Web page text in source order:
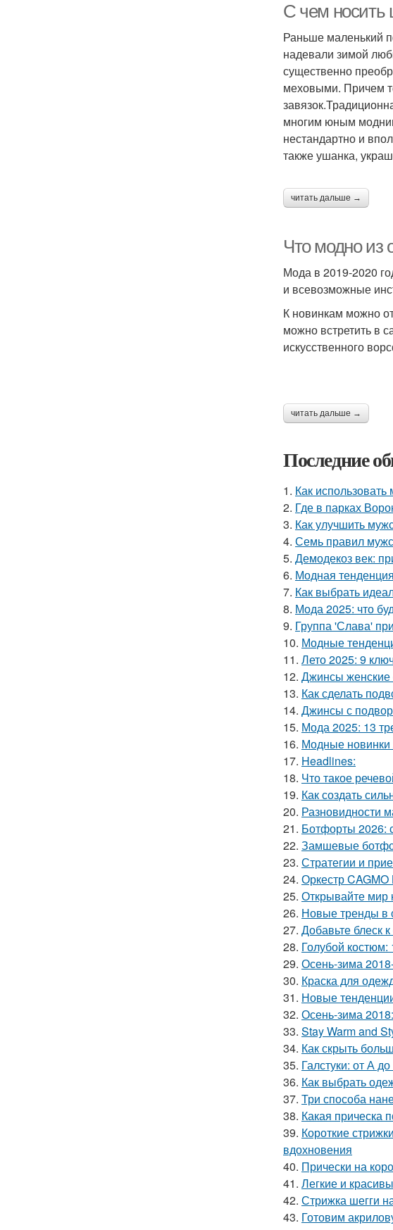
С чем носить
Раньше маленький
надевали зимой
существенно
меховыми. Причем
многим юным
нестандартно и
также ушанка,
читать дальше →
Что модно
Мода в 2019-2020
и всевозможные
К новинкам можно
можно встретить в
искусственного
читать дальше →
Последние
1. Как
2. Где в парках
3. Как улучшить
4. Семь правил
5. Демодекоз век:
6. Модная
7. Как выбрать
8. Мода 2025: что
9. Группа 'Слава'
10. Модные
11. Лето 2025: 9
12. Джинсы женские
13. Как сделать
14. Джинсы с
15. Мода 2025: 13
16. Модные новинки
17. Headlines:
18. Что такое
19. Как создать
20. Разновидности
21. Ботфорты 2026:
22. Замшевые
23. Стратегии и
24. Оркестр
25. Открывайте мир
26. Новые тренды в
27. Добавьте блеск
28. Голубой костюм:
29. Осень-зима
30. Краска для
31. Новые
32. Осень-зима
33. Stay Warm and
34. Как скрыть
35. Галстуки: от А
36. Как выбрать
37. Три способа
38. Какая прическа
39. Короткие
вдохновения
40. Прически на
41. Легкие и
42. Стрижка шегги
43. Готовим